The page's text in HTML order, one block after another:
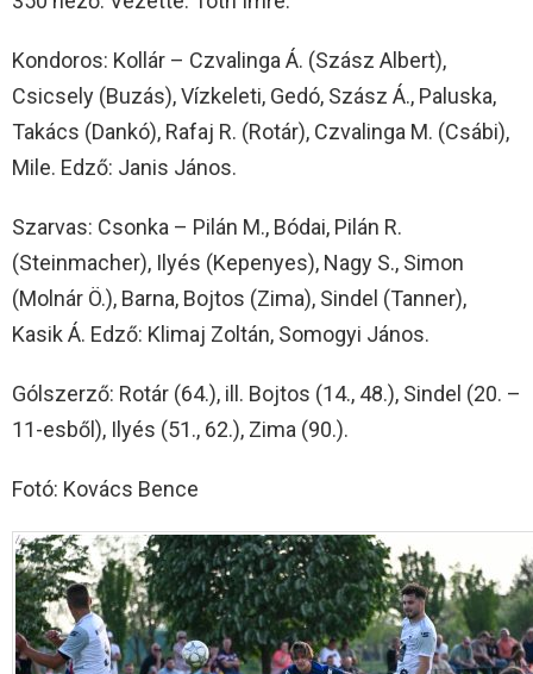
Kondoros: Kollár – Czvalinga Á. (Szász Albert),
Csicsely (Buzás), Vízkeleti, Gedó, Szász Á., Paluska,
Takács (Dankó), Rafaj R. (Rotár), Czvalinga M. (Csábi),
Mile. Edző: Janis János.
Szarvas: Csonka – Pilán M., Bódai, Pilán R.
(Steinmacher), Ilyés (Kepenyes), Nagy S., Simon
(Molnár Ö.), Barna, Bojtos (Zima), Sindel (Tanner),
Kasik Á. Edző: Klimaj Zoltán, Somogyi János.
Gólszerző: Rotár (64.), ill. Bojtos (14., 48.), Sindel (20. –
11-esből), Ilyés (51., 62.), Zima (90.).
Fotó: Kovács Bence